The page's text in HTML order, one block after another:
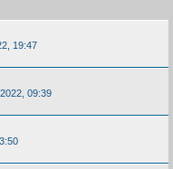
19:47
09:39